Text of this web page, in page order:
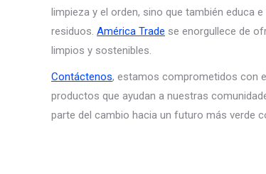
limpieza y el orden, sino que también educa
residuos. América Trade se enorgullece de
limpios y sostenibles.
Contáctenos, estamos comprometidos con
productos que ayudan a nuestras
parte del cambio hacia un futuro más verde